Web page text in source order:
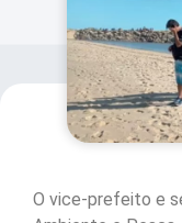
O vice-prefeito e